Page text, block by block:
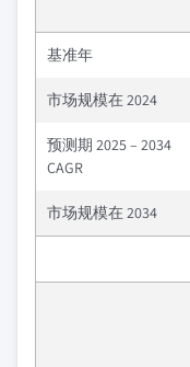
基准年
市场规模在 2024
预测期 2025 – 2034
CAGR
市场规模在 2034